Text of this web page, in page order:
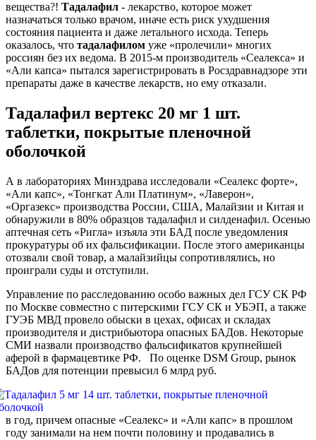
вещества?! Тадалафил - лекарство, которое может
назначаться только врачом, иначе есть риск ухудшения
состояния пациента и даже летального исхода. Теперь
оказалось, что тадалафилом уже «пролечили» многих
россиян без их ведома. В 2015-м производитель «Сеалекса» и
«Али капса» пытался зарегистрировать в Росздравнадзоре эти
препараты даже в качестве лекарств, но ему отказали.
Тадалафил вертекс 20 мг 1 шт.
таблетки, покрытые пленочной
оболочкой
А в лабораториях Минздрава исследовали «Сеалекс форте»,
«Али капс», «Тонгкат Али Платинум», «Лаверон»,
«Оргазекс» производства России, США, Малайзии и Китая и
обнаружили в 80% образцов тадалафил и силденафил. Осенью
аптечная сеть «Ригла» изъяла эти БАД после уведомления
прокуратуры об их фальсификации. После этого американцы
отозвали свой товар, а малайзийцы сопротивлялись, но
проиграли суды и отступили.
Управление по расследованию особо важных дел ГСУ СК РФ
по Москве совместно с питерскими ГСУ СК и УБЭП, а также
ГУЭБ МВД провело обыски в цехах, офисах и складах
производителя и дистрибьютора опасных БАДов. Некоторые
СМИ назвали производство фальсификатов крупнейшей
аферой в фармацевтике РФ. По оценке DSM Group, рынок
БАДов для потенции превысил 6 млрд руб.
в год, причем опасные «Сеалекс» и «Али капс» в прошлом
году занимали на нем почти половину и продавались в